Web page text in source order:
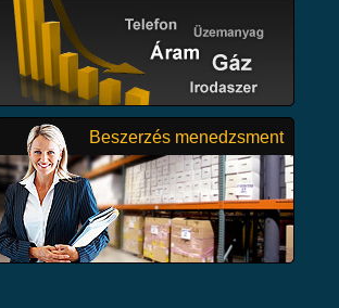
Felelősségű Társaság
1994. november 30-án
alapult, hogy
professzionális szolgáltatásaival segítse
meglévő és leendő ügyfeleit. Társaságunk a
folyamatos fenntarthatóság elvét szem előtt
tartva folyamatosan fejleszti gépparkját,...
Részletek
Cégünk közvetlen gyári
támogatással, kedvező
áron ajánlja termékeit
faipari alapanyag
felhasználóknak,
Beszerzés menedzsment